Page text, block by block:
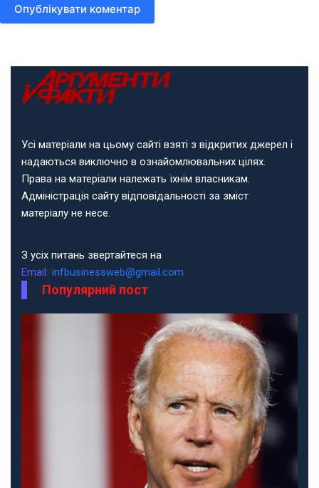
Опублікувати коментар
Усі матеріали на цьому сайті взяті з відкритих джерел і
надаються виключно в ознайомлювальних цілях.
Права на матеріали належать їхнім власникам.
Адміністрація сайту відповідальності за зміст
матеріалу не несе.
З усіх питань звертайтеся на
Email: infbusinessweb@gmail.com
Популярний пост